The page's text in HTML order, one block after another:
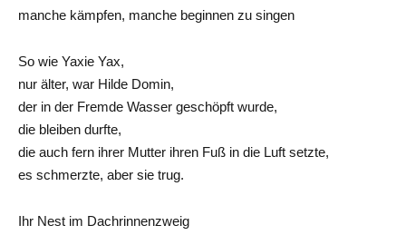
manche kämpfen, manche beginnen zu singen
So wie Yaxie Yax,
nur älter, war Hilde Domin,
der in der Fremde Wasser geschöpft wurde,
die bleiben durfte,
die auch fern ihrer Mutter ihren Fuß in die Luft setzte,
es schmerzte, aber sie trug.
Ihr Nest im Dachrinnenzweig